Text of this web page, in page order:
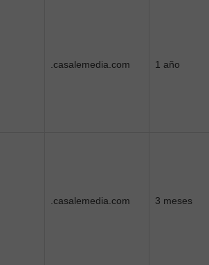
.casalemedia.com 1 año
.casalemedia.com 3 meses